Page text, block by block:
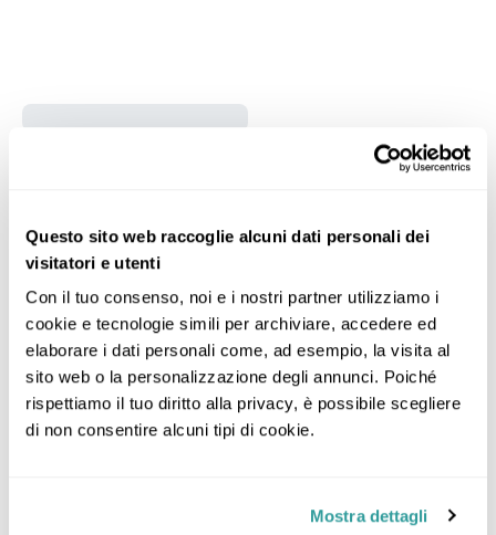
Questo sito web raccoglie alcuni dati personali dei
visitatori e utenti
Con il tuo consenso, noi e i nostri partner utilizziamo i
cookie e tecnologie simili per archiviare, accedere ed
elaborare i dati personali come, ad esempio, la visita al
sito web o la personalizzazione degli annunci. Poiché
rispettiamo il tuo diritto alla privacy, è possibile scegliere
di non consentire alcuni tipi di cookie.
Mostra dettagli